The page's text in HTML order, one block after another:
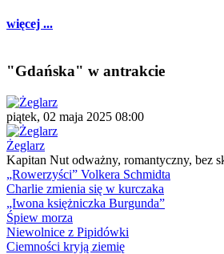
więcej ...
"Gdańska" w antrakcie
piątek, 02 maja 2025 08:00
Żeglarz
Kapitan Nut odważny, romantyczny, bez
„Rowerzyści” Volkera Schmidta
Charlie zmienia się w kurczaka
„Iwona księżniczka Burgunda”
Śpiew morza
Niewolnice z Pipidówki
Ciemności kryją ziemię